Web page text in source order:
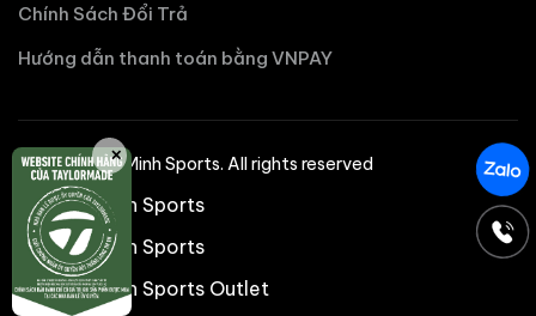
✕
Chính Sách Đổi Trả
Hướng dẫn thanh toán bằng VNPAY
©2025 Nhat Minh Sports. All rights reserved
Nhật Minh Sports
Nhật Minh Sports
Nhật Minh Sports Outlet